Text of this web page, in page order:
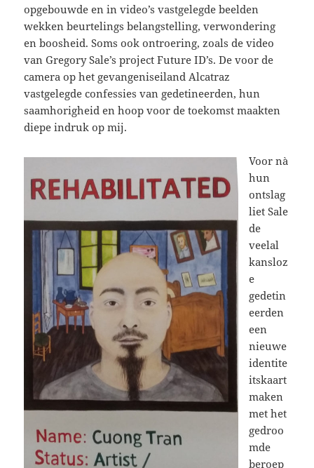
opgebouwde en in video’s vastgelegde beelden
wekken beurtelings belangstelling, verwondering
en boosheid. Soms ook ontroering, zoals de video
van Gregory Sale’s project Future ID’s. De voor de
camera op het gevangeniseiland Alcatraz
vastgelegde confessies van gedetineerden, hun
saamhorigheid en hoop voor de toekomst maakten
diepe indruk op mij.
Voor nà
hun
ontslag
liet Sale
de
veelal
kansloz
e
gedetin
eerden
een
nieuwe
identite
itskaart
maken
met het
gedroo
mde
beroep